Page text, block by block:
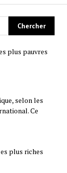
plus pauvres
selon les
Ce
plus riches